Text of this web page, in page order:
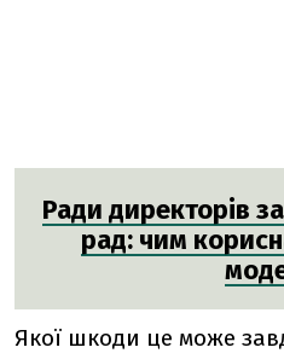
Ради директорів
рад: чим
Якої шкоди це може